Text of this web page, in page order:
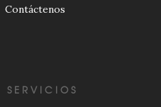
Contáctenos
SERVICIOS